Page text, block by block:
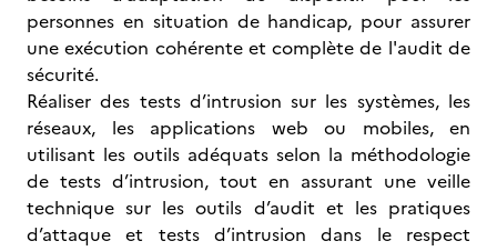
personnes en situation de handicap, pour assurer
une exécution cohérente et complète de l'audit de
sécurité.
Réaliser des tests d’intrusion sur les systèmes, les
réseaux, les applications web ou mobiles, en
utilisant les outils adéquats selon la méthodologie
de tests d’intrusion, tout en assurant une veille
technique sur les outils d’audit et les pratiques
d’attaque et tests d’intrusion dans le respect